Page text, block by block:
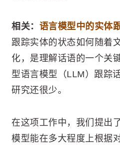
相关： 语言模型中的实体
跟踪实体的状态如何随着
化，是理解话语的一个关
型语言模型（LLM）跟踪
研究还很少。
在这项工作中，我们提出
模型能在多大程度上根据